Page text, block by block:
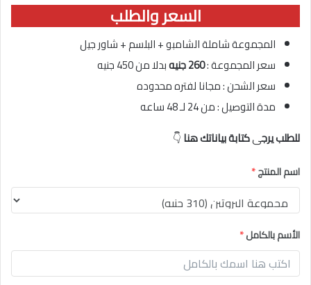
السعر والطلب
المجموعة شاملة الشامبو + البلسم + شاور جيل
سعر المجموعة :260 جنيه
بدلا من 450 جنيه
سعر الشحن : مجانا لفتره محدوده
مدة التوصيل : من 24 لـ 48 ساعه
للطلب يرجىكتابة بياناتك هنا👇
اسم المنتج*
الأسم بالكامل*